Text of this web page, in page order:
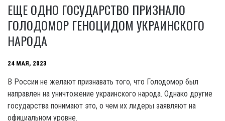
ЕЩЕ ОДНО ГОСУДАРСТВО ПРИЗНАЛО
ГОЛОДОМОР ГЕНОЦИДОМ УКРАИНСКОГО
НАРОДА
24 МАЯ, 2023
В России не желают признавать того, что Голодомор был
направлен на уничтожение украинского народа. Однако другие
государства понимают это, о чем их лидеры заявляют на
официальном уровне.